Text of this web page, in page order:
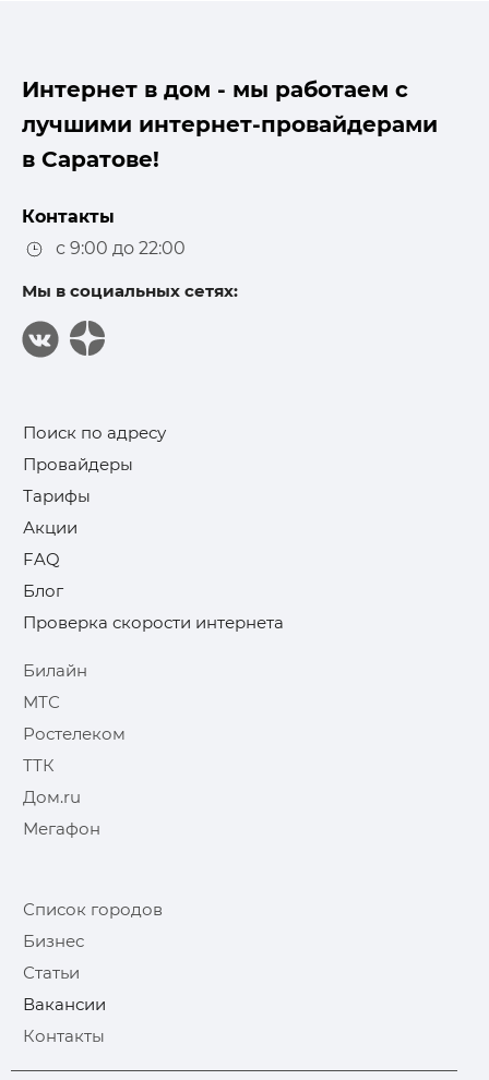
Интернет в дом - мы работаем с
лучшими интернет-провайдерами
в Саратове!
Контакты
с 9:00 до 22:00
Мы в социальных сетях:
Поиск по адресу
Провайдеры
Тарифы
Акции
FAQ
Блог
Проверка скорости интернета
Билайн
МТС
Ростелеком
ТТК
Дом.ru
Мегафон
Список городов
Бизнес
Статьи
Вакансии
Контакты